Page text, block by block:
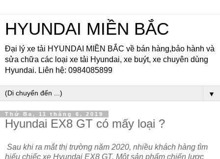
HYUNDAI MIỀN BẮC
Đại lý xe tải HYUNDAI MIỀN BẮC về bán hàng,bảo hành và
sửa chữa các loại xe tải Hyundai, xe buýt, xe chuyên dùng
Hyundai. Liên hệ: 0984085899
▼
Thứ Ba, 11 tháng 6, 2019
Hyundai EX8 GT có mấy loại ?
Sau khi ra mắt thị trường năm 2020, nhiều khách hàng tìm
hiểu chiếc xe Hyundai EX8 GT. Một sản phẩm chiến lược